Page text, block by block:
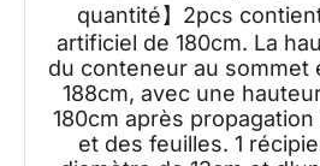
quantité】2pcs
artificiel de 180cm. La
du conteneur au sommet
188cm, avec une
180cm après
et des feuilles. 1